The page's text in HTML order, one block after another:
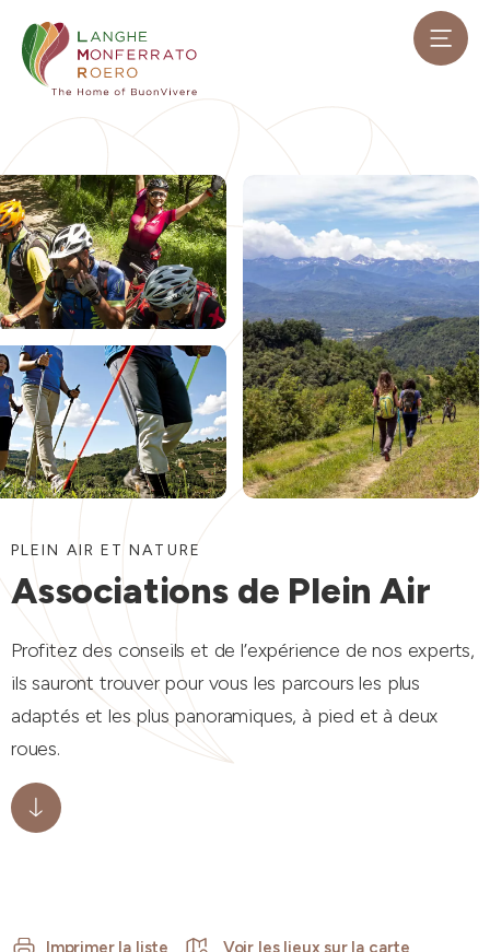
PLEIN AIR ET NATURE
Associations de Plein Air
Profitez des conseils et de l’expérience de nos experts,
ils sauront trouver pour vous les parcours les plus
adaptés et les plus panoramiques, à pied et à deux
roues.